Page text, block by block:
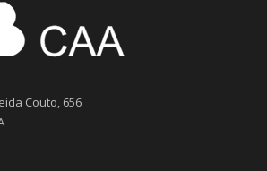
Couto, 656